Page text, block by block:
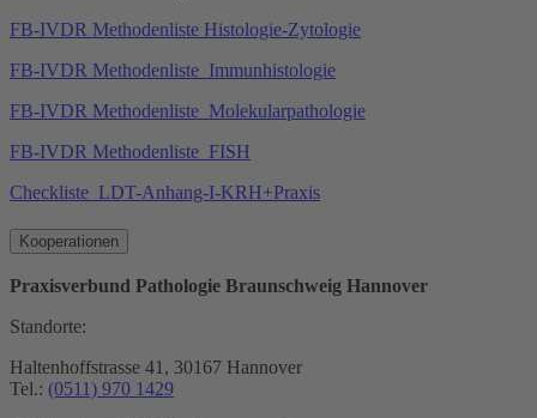
FB-IVDR Methodenliste Histologie-Zytologie
FB-IVDR Methodenliste_Immunhistologie
FB-IVDR Methodenliste_Molekularpathologie
FB-IVDR Methodenliste_FISH
Checkliste­_LDT-Anhang-I-KRH+Praxis
Kooperationen
Praxisverbund Pathologie Braunschweig Hannover
Standorte:
Haltenhoffstrasse 41, 30167 Hannover
Tel.: (0511) 970 1429